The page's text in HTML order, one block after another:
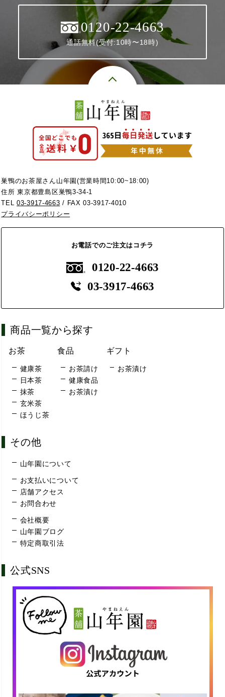
0120-22-4663
通話無料(受付:10時〜18時)
巣鴨のお茶屋さん山年園(営業時間10:00~18:00)
住所 東京都豊島区巣鴨3-34-1
TEL03-3917-4663 / FAX 03-3917-4010
プライバシーポリシー
お電話でのご注文はコチラ
0120-22-4663
03-3917-4663
商品一覧から探す
お茶
健康茶
日本茶
抹茶
玄米茶
ほうじ茶
食品
お茶請け
健康食品
お茶漬け
ギフト
お茶漬け
その他
山年園について
お支払いについて
店舗アクセス
お問合わせ
会社概要
山年園ブログ
特定商取引法
公式SNS